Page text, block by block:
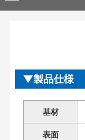
製品仕様
基材
表面